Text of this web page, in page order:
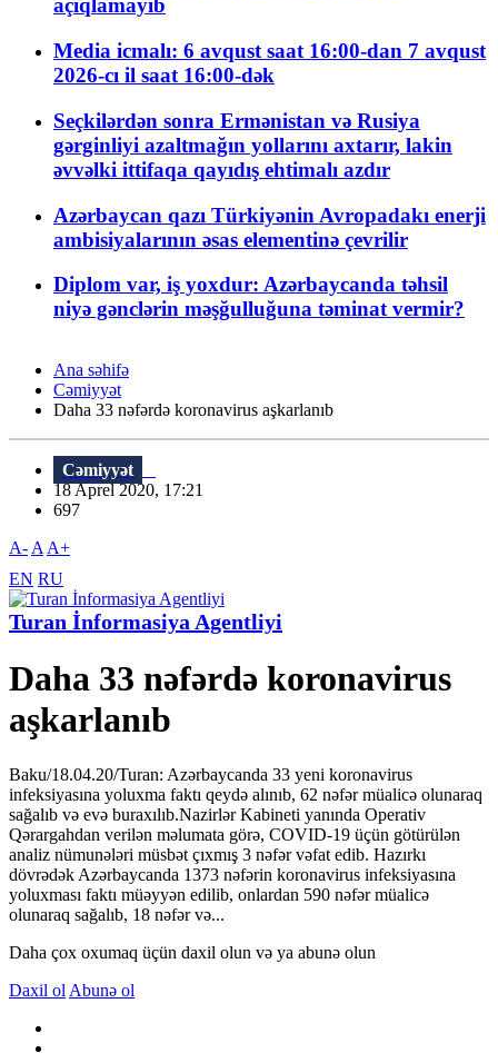
açıqlamayıb
Media icmalı: 6 avqust saat 16:00-dan 7 avqust
2026-cı il saat 16:00-dək
Seçkilərdən sonra Ermənistan və Rusiya
gərginliyi azaltmağın yollarını axtarır, lakin
əvvəlki ittifaqa qayıdış ehtimalı azdır
Azərbaycan qazı Türkiyənin Avropadakı enerji
ambisiyalarının əsas elementinə çevrilir
Diplom var, iş yoxdur: Azərbaycanda təhsil
niyə gənclərin məşğulluğuna təminat vermir?
Ana səhifə
Cəmiyyət
Daha 33 nəfərdə koronavirus aşkarlanıb
Cəmiyyət
18 Aprel 2020, 17:21
697
A- A A+
EN RU
Turan İnformasiya Agentliyi
Daha 33 nəfərdə koronavirus
aşkarlanıb
Baku/18.04.20/Turan: Azərbaycanda 33 yeni koronavirus
infeksiyasına yoluxma faktı qeydə alınıb, 62 nəfər müalicə olunaraq
sağalıb və evə buraxılıb.Nazirlər Kabineti yanında Operativ
Qərargahdan verilən məlumata görə, COVID-19 üçün götürülən
analiz nümunələri müsbət çıxmış 3 nəfər vəfat edib. Hazırkı
dövrədək Azərbaycanda 1373 nəfərin koronavirus infeksiyasına
yoluxması faktı müəyyən edilib, onlardan 590 nəfər müalicə
olunaraq sağalıb, 18 nəfər və...
Daha çox oxumaq üçün daxil olun və ya abunə olun
Daxil ol Abunə ol